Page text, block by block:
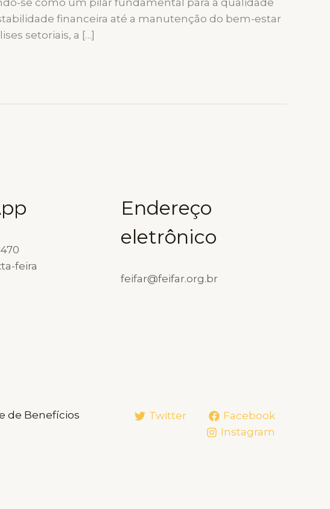
financeira até a manutenção do bem-estar
setoriais, a […]
feira
Endereço
eletrônico
feifar@feifar.org.br
de Benefícios
Twitter
Facebook
Instagram